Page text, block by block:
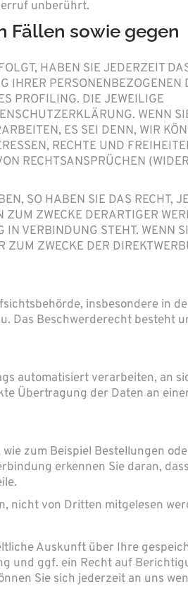
unberührt.
Fällen sowie gegen
HABEN SIE JEDERZEIT
IHRER PERSONENBEZOGENEN
PROFILING. DIE JEWEILIGE
WENN
ES SEI DENN, WIR
RECHTE UND
RECHTSANSPRÜCHEN
SO HABEN SIE DAS RECHT,
ZUM ZWECKE DERARTIGER
IN VERBINDUNG STEHT. WENN
ZUM ZWECKE DER
insbesondere in
Das Beschwerderecht besteht
automatisiert verarbeiten, an
Übertragung der Daten an
zum Beispiel Bestellungen
erkennen Sie daran,
nicht von Dritten mitgelesen
Auskunft über Ihre
und ggf. ein Recht auf
Sie sich jederzeit an uns